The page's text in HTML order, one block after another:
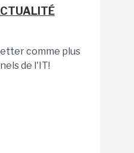
comme plus
de l'IT!